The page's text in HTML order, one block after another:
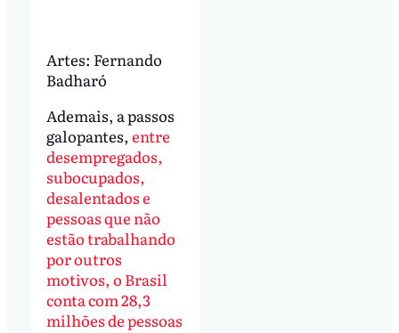
Artes: Fernando
Badharó
Ademais, a passos
galopantes, entre
desempregados,
subocupados,
desalentados e
pessoas que não
estão trabalhando
por outros
motivos, o Brasil
conta com 28,3
milhões de pessoas